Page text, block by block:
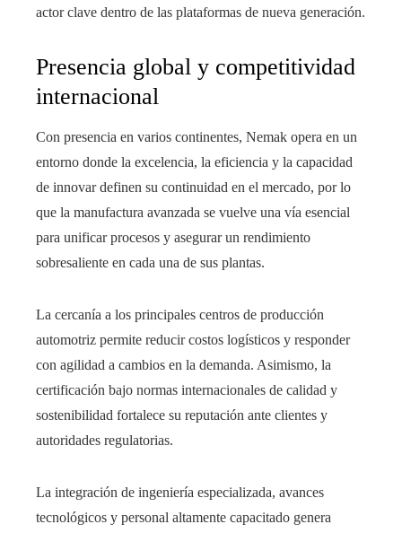
actor clave dentro de las plataformas de nueva generación.
Presencia global y competitividad
internacional
Con presencia en varios continentes, Nemak opera en un
entorno donde la excelencia, la eficiencia y la capacidad
de innovar definen su continuidad en el mercado, por lo
que la manufactura avanzada se vuelve una vía esencial
para unificar procesos y asegurar un rendimiento
sobresaliente en cada una de sus plantas.
La cercanía a los principales centros de producción
automotriz permite reducir costos logísticos y responder
con agilidad a cambios en la demanda. Asimismo, la
certificación bajo normas internacionales de calidad y
sostenibilidad fortalece su reputación ante clientes y
autoridades regulatorias.
La integración de ingeniería especializada, avances
tecnológicos y personal altamente capacitado genera